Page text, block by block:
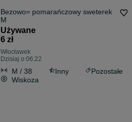
Bezowo= pomarańczowy sweterek
M
Używane
6 zł
Włocławek
Dzisiaj o 06:22
M / 38 Inny
Pozostałe
Wiskoza